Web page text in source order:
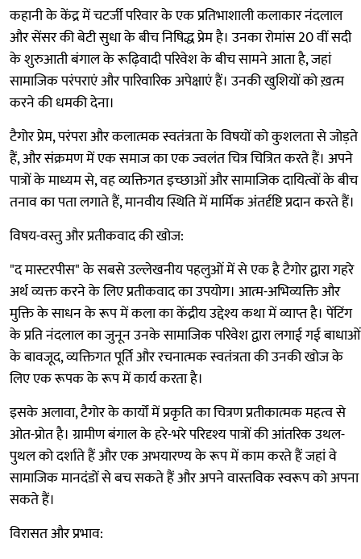
कहानी के केंद्र में चटर्जी परिवार के एक प्रतिभाशाली कलाकार नंदलाल
और सेंसर की बेटी सुधा के बीच निषिद्ध प्रेम है। उनका रोमांस 20 वीं सदी
के शुरुआती बंगाल के रूढ़िवादी परिवेश के बीच सामने आता है, जहां
सामाजिक परंपराएं और पारिवारिक अपेक्षाएं हैं। उनकी खुशियों को ख़त्म
करने की धमकी देना।
टैगोर प्रेम, परंपरा और कलात्मक स्वतंत्रता के विषयों को कुशलता से जोड़ते
हैं, और संक्रमण में एक समाज का एक ज्वलंत चित्र चित्रित करते हैं। अपने
पात्रों के माध्यम से, वह व्यक्तिगत इच्छाओं और सामाजिक दायित्वों के बीच
तनाव का पता लगाते हैं, मानवीय स्थिति में मार्मिक अंतर्दृष्टि प्रदान करते हैं।
विषय-वस्तु और प्रतीकवाद की खोज:
"द मास्टरपीस" के सबसे उल्लेखनीय पहलुओं में से एक है टैगोर द्वारा गहरे
अर्थ व्यक्त करने के लिए प्रतीकवाद का उपयोग। आत्म-अभिव्यक्ति और
मुक्ति के साधन के रूप में कला का केंद्रीय उद्देश्य कथा में व्याप्त है। पेंटिंग
के प्रति नंदलाल का जुनून उनके सामाजिक परिवेश द्वारा लगाई गई बाधाओं
के बावजूद, व्यक्तिगत पूर्ति और रचनात्मक स्वतंत्रता की उनकी खोज के
लिए एक रूपक के रूप में कार्य करता है।
इसके अलावा, टैगोर के कार्यों में प्रकृति का चित्रण प्रतीकात्मक महत्व से
ओत-प्रोत है। ग्रामीण बंगाल के हरे-भरे परिदृश्य पात्रों की आंतरिक उथल-
पुथल को दर्शाते हैं और एक अभयारण्य के रूप में काम करते हैं जहां वे
सामाजिक मानदंडों से बच सकते हैं और अपने वास्तविक स्वरूप को अपना
सकते हैं।
विरासत और प्रभाव: